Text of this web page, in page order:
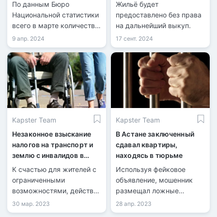
уменьшилось на 13,6%
По данным Бюро
Национальной статистики
всего в марте количество
зарегистрированных
сделок купли-продажи
жилья составило 26 389,
из них 5 574 по
индивидуальным домам и
20 815 по квартирам в
многоквартирных домах.
9 апр. 2024
Жильё будет
предоставлено без права
на дальнейший выкуп.
17 сент. 2024
Kapster Team
Незаконное взыскание
налогов на транспорт и
землю с инвалидов в
Астане
К счастью для жителей с
ограниченными
возможностями, действия
частных нотариусов и
налоговиков
30 мар. 2023
Kapster Team
В Астане заключенный
сдавал квартиры,
находясь в тюрьме
Используя фейковое
объявление, мошенник
размещал ложные
объявления на сайте
недвижимости.
28 апр. 2023